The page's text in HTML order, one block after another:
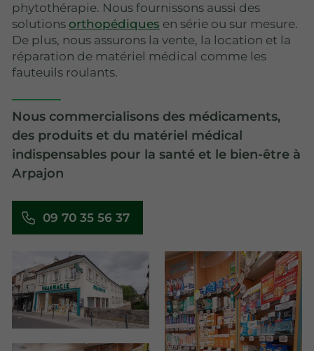
phytothérapie. Nous fournissons aussi des
solutions orthopédiques en série ou sur mesure.
De plus, nous assurons la vente, la location et la
réparation de matériel médical comme les
fauteuils roulants.
Nous commercialisons des médicaments,
des produits et du matériel médical
indispensables pour la santé et le bien-être à
Arpajon
09 70 35 56 37